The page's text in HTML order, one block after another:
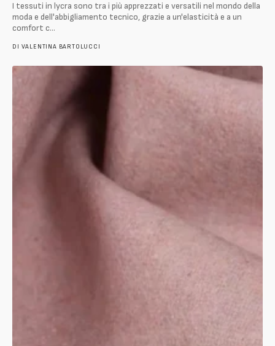
I tessuti in lycra sono tra i più apprezzati e versatili nel mondo della
moda e dell'abbigliamento tecnico, grazie a un'elasticità e a un
comfort c...
DI VALENTINA BARTOLUCCI